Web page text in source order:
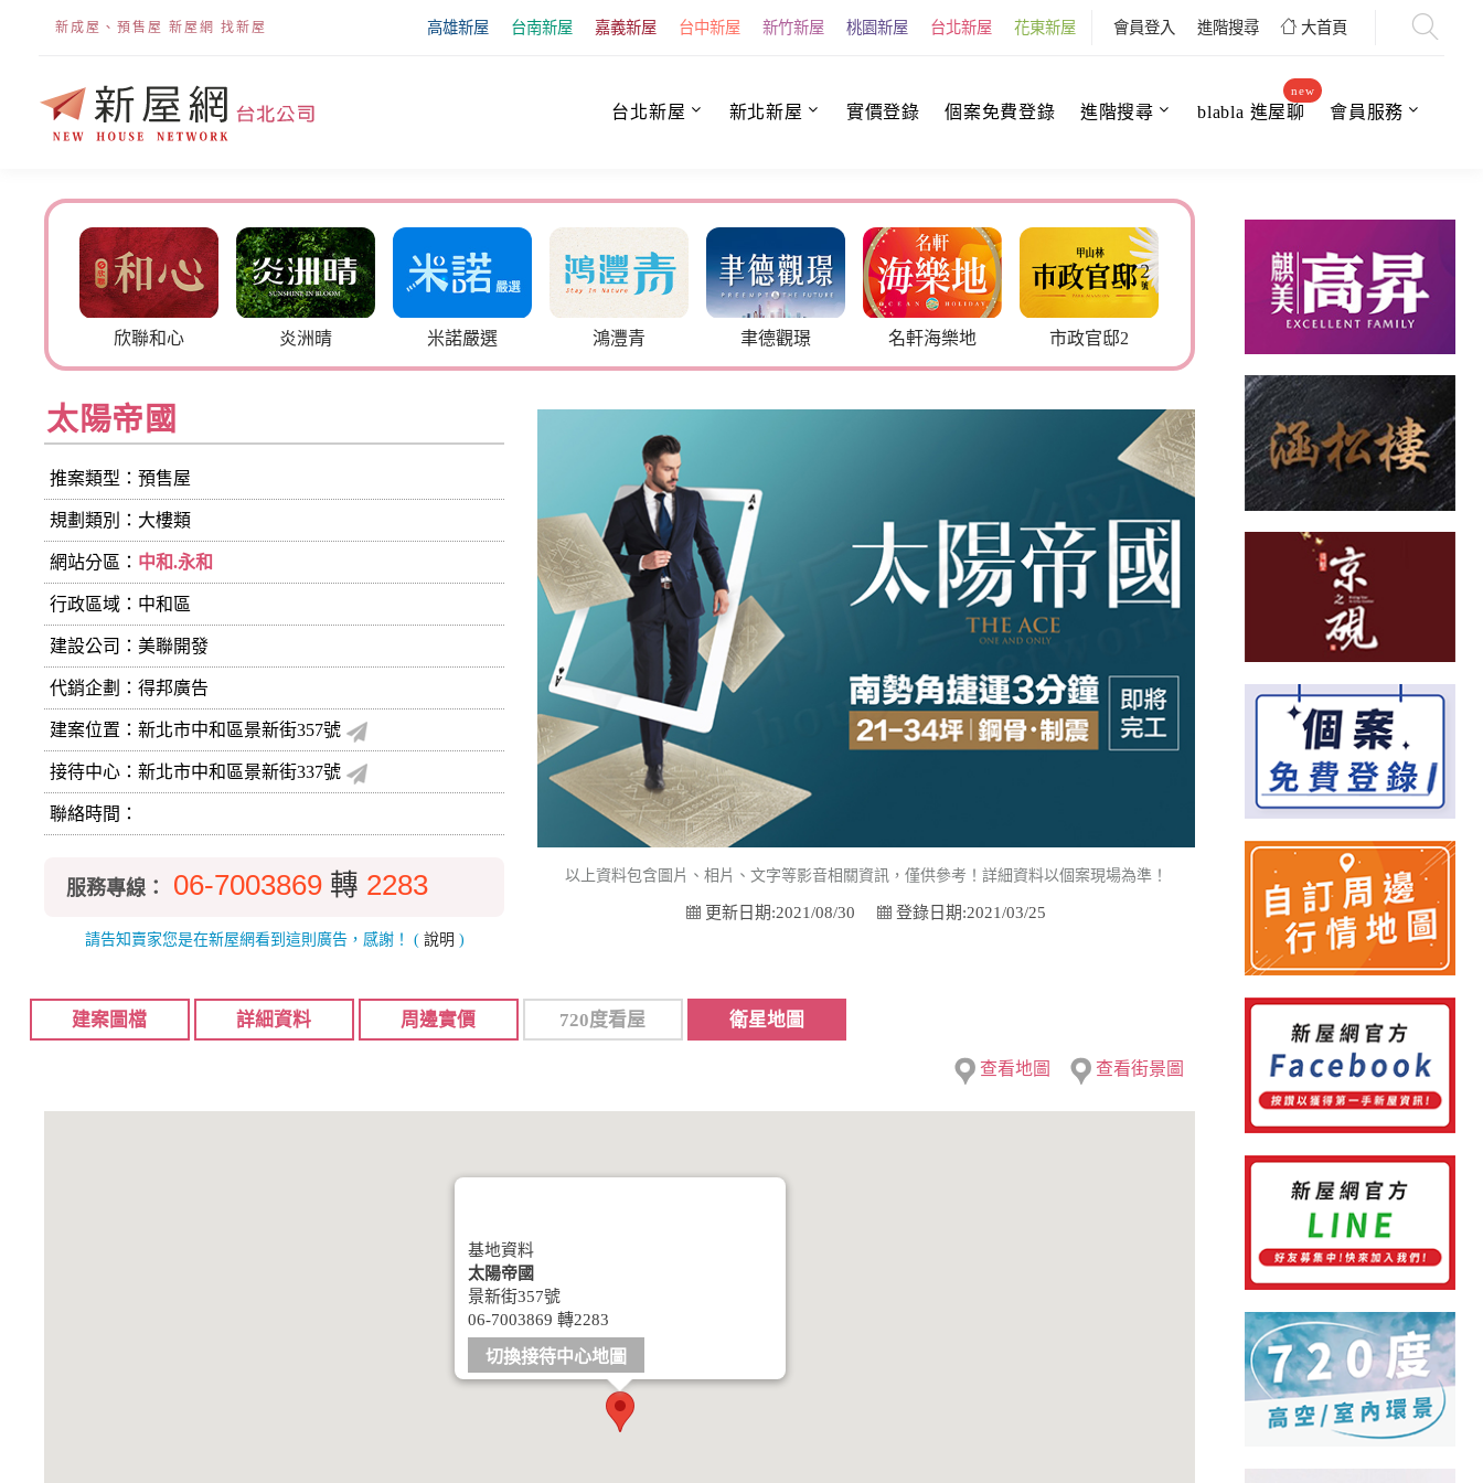
新成屋、預售屋 新屋網 找新屋 高雄新屋 台南新屋 嘉義新屋 台中新屋 新竹新屋 桃園新屋 台北新屋 花東新屋 會員登入 進階搜尋 大首頁
台北新屋 新北新屋 實價登錄 個案免費登錄 進階搜尋 blabla 進屋聊
new
會員服務
欣聯和心 炎洲晴 米諾嚴選 鴻灃青 聿德觀璟 名軒海樂地 市政官邸2
太陽帝國
推案類型：預售屋
規劃類別：大樓類
網站分區： 中和.永和
行政區域：中和區
建設公司： 美聯開發
代銷企劃：得邦廣告
建案位置：新北市中和區景新街357號
接待中心：新北市中和區景新街337號
聯絡時間：
服務專線： 06-7003869 轉 2283
請告知賣家您是在新屋網看到這則廣告，感謝！ ( 說明 )
以上資料包含圖片、相片、文字等影音相關資訊，僅供參考！詳細資料以個案現場為準！
更新日期:2021/08/30 登錄日期:2021/03/25
建案圖檔 詳細資料 周邊實價 720度看屋 衛星地圖
查看地圖 查看街景圖
基地資料
太陽帝國
景新街357號
06-7003869 轉2283
切換接待中心地圖